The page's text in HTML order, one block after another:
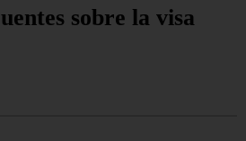
sobre la visa